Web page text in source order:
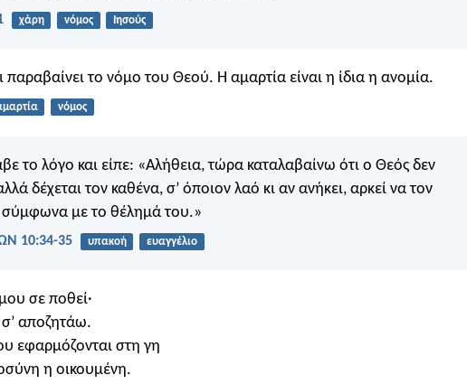
χάρη νόμος Ιησούς
παραβαίνει το νόμο του Θεού. Η αμαρτία είναι η ίδια η ανομία.
νόμος
το λόγο και είπε: «Αλήθεια, τώρα καταλαβαίνω ότι ο Θεός δεν
δέχεται τον καθένα, σ’ όποιον λαό κι αν ανήκει, αρκεί να τον
σύμφωνα με το θέλημά του.»
10:34-35 υπακοή ευαγγέλιο
σε ποθεί·
αποζητάω.
εφαρμόζονται στη γη
η οικουμένη.